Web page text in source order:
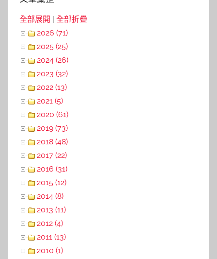
全部展開
全部折疊
2026 (71)
2025 (25)
2024 (26)
2023 (32)
2022 (13)
2021 (5)
2020 (61)
2019 (73)
2018 (48)
2017 (22)
2016 (31)
2015 (12)
2014 (8)
2013 (11)
2012 (4)
2011 (13)
2010 (1)